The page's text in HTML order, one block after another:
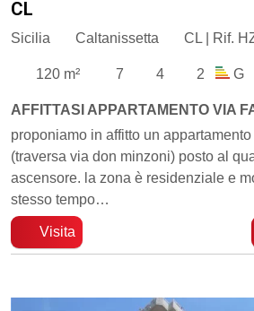
CL
Sicilia Caltanissetta CL | Rif.
120 m² 7 4 2 G
AFFITTASI APPARTAMENTO VIA
proponiamo in affitto un
(traversa via don minzoni) posto al
ascensore. la zona è residenziale e
stesso tempo…
Visita